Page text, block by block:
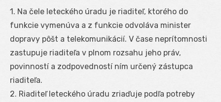
1. Na čele leteckého úradu je riaditeľ, ktorého do
funkcie vymenúva a z funkcie odvoláva minister
dopravy pôšt a telekomunikácií. V čase neprítomnosti
zastupuje riaditeľa v plnom rozsahu jeho práv,
povinností a zodpovedností ním určený zástupca
riaditeľa.
2. Riaditeľ leteckého úradu zriaďuje podľa potreby